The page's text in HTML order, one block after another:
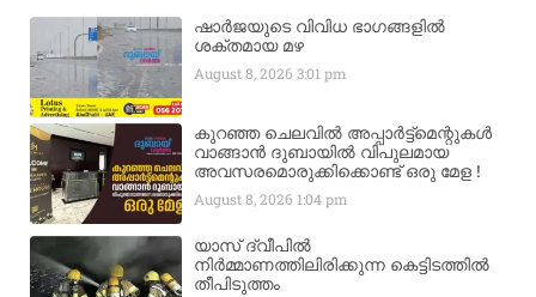
ഷാർജയുടെ വിവിധ ഭാഗങ്ങളിൽ
ശക്തമായ മഴ
August 8, 20263:01 pm
കുറഞ്ഞ ചെലവിൽ അപ്പാർട്ട്മെന്റുകൾ
വാങ്ങാൻ ദുബായിൽ വിപുലമായ
അവസരമൊരുക്കിക്കൊണ്ട് ഒരു മേള !
August 8, 2026 1:04 pm
യാസ് ദ്വീപിൽ
നിർമ്മാണത്തിലിരിക്കുന്ന കെട്ടിടത്തിൽ
തീപിടുത്തം